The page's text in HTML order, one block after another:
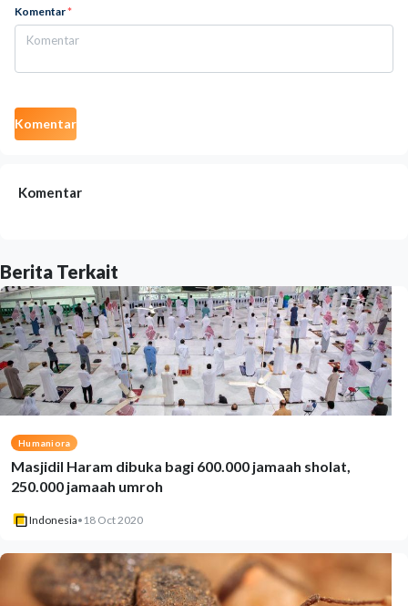
Komentar*
Komentar
Komentar
Berita Terkait
Humaniora
Masjidil Haram dibuka bagi 600.000 jamaah sholat,
250.000 jamaah umroh
Indonesia• 18 Oct 2020